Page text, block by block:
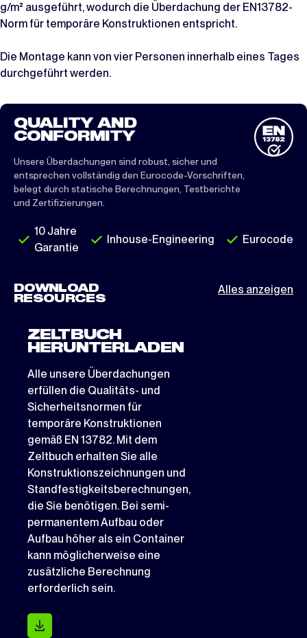
g/m² ausgeführt, wodurch die Überdachung der EN13782-
Norm für temporäre Konstruktionen entspricht.
Die Montage kann von vier Personen innerhalb eines Tages
durchgeführt werden.
QUALITY AND
CONFORMITY
Unsere Überdachungen sind robust, sicher und
entsprechen vollständig den Eurocode-Vorschriften,
belegt durch statische Berechnungen, Testberichte
und Zertifizierungen.
10 Jahre
Garantie
Inhouse-Engineering Eurocode
DOWNLOAD
RESOURCES
Alles anzeigen
ZELTBUCH
HERUNTERLADEN
Alle unsere Überdachungen
erfüllen die Qualitäts- und
Sicherheitsnormen für
temporäre Konstruktionen
gemäß EN 13782. Mit dem
Zeltbuch erhalten Sie alle
Konstruktionszeichnungen und
Standfestigkeitsberechnungen,
die Sie benötigen. Bei semi-
permanentem Aufbau oder
Aufbau höher als ein Container
kann möglicherweise eine
zusätzliche Berechnung
erforderlich sein.